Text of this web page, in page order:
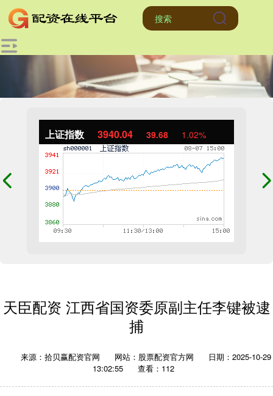
上证指数 3940.04 39.68 1.02%
天臣配资 江西省国资委原副主任李键被逮
捕
来源：拾贝赢配资官网 网站：股票配资官方网
日期：2025-10-29
13:02:55
查看：112